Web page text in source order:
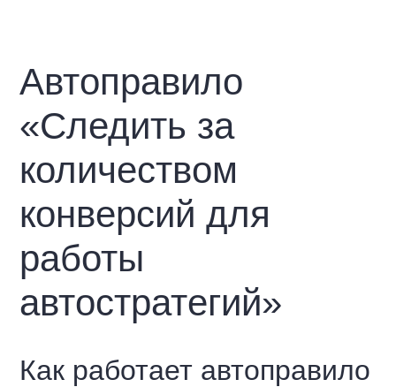
Автоправило
«Следить за
количеством
конверсий для
работы
автостратегий»
Как работает автоправило